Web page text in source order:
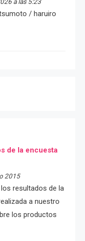
/ haruiro
de la encuesta
2015
resultados de la
a nuestro
los productos